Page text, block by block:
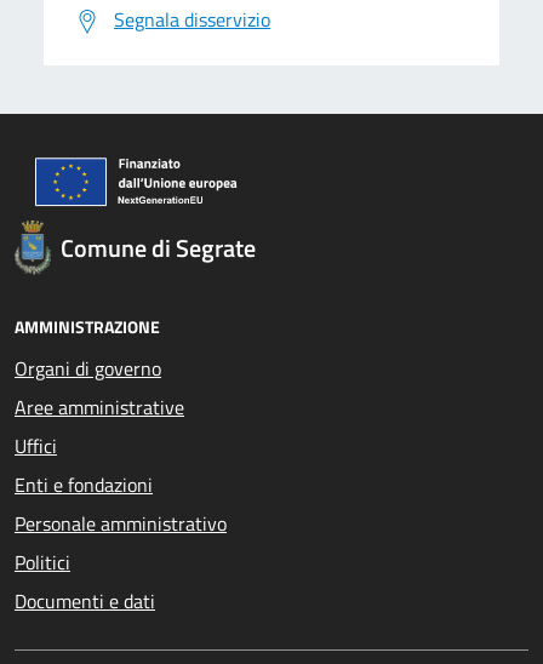
Segnala disservizio
Comune di Segrate
AMMINISTRAZIONE
Organi di governo
Aree amministrative
Uffici
Enti e fondazioni
Personale amministrativo
Politici
Documenti e dati